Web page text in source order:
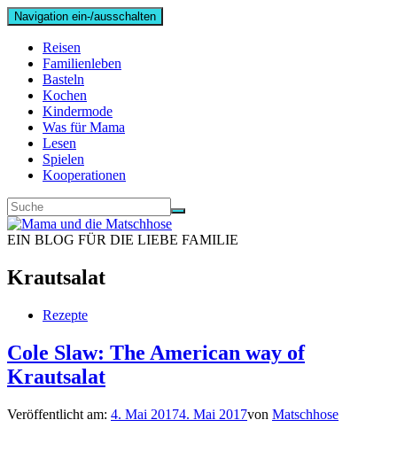
Navigation ein-/ausschalten
Reisen
Familienleben
Basteln
Kochen
Kindermode
Was für Mama
Lesen
Spielen
Kooperationen
EIN BLOG FÜR DIE LIEBE FAMILIE
Krautsalat
Rezepte
Cole Slaw: The American way of
Krautsalat
Veröffentlicht am: 4. Mai 20174. Mai 2017von Matschhose